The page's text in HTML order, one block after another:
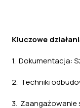
Kluczowe
1. Dokumentacja:
2. Techniki
3. Zaangażowanie